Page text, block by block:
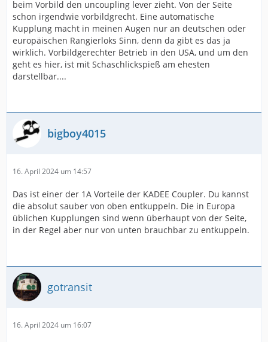
beim Vorbild den uncoupling lever zieht. Von der Seite
schon irgendwie vorbildgrecht. Eine automatische
Kupplung macht in meinen Augen nur an deutschen oder
europäischen Rangierloks Sinn, denn da gibt es das ja
wirklich. Vorbildgerechter Betrieb in den USA, und um den
geht es hier, ist mit Schaschlickspieß am ehesten
darstellbar....
bigboy4015
16. April 2024 um 14:57
Das ist einer der 1A Vorteile der KADEE Coupler. Du kannst
die absolut sauber von oben entkuppeln. Die in Europa
üblichen Kupplungen sind wenn überhaupt von der Seite,
in der Regel aber nur von unten brauchbar zu entkuppeln.
gotransit
16. April 2024 um 16:07